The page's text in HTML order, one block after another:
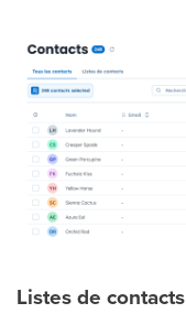
Listes de contacts